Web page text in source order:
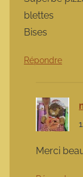
blettes
Bises
Répondre
Merci